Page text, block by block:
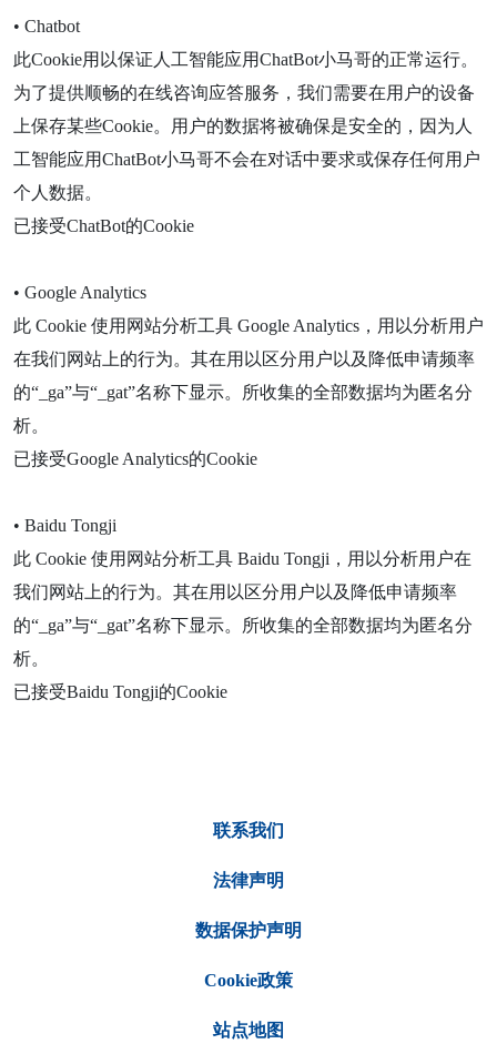
• Chatbot
此Cookie用以保证人工智能应用ChatBot小马哥的正常运行。
为了提供顺畅的在线咨询应答服务，我们需要在用户的设备
上保存某些Cookie。用户的数据将被确保是安全的，因为人
工智能应用ChatBot小马哥不会在对话中要求或保存任何用户
个人数据。
已接受ChatBot的Cookie
• Google Analytics
此 Cookie 使用网站分析工具 Google Analytics，用以分析用户
在我们网站上的行为。其在用以区分用户以及降低申请频率
的“_ga”与“_gat”名称下显示。所收集的全部数据均为匿名分
析。
已接受Google Analytics的Cookie
• Baidu Tongji
此 Cookie 使用网站分析工具 Baidu Tongji，用以分析用户在
我们网站上的行为。其在用以区分用户以及降低申请频率
的“_ga”与“_gat”名称下显示。所收集的全部数据均为匿名分
析。
已接受Baidu Tongji的Cookie
联系我们
法律声明
数据保护声明
Cookie政策
站点地图